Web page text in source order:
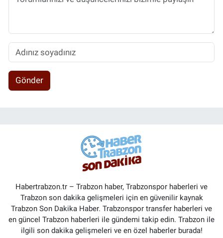
Gönder
Habertrabzon.tr – Trabzon haber, Trabzonspor haberleri ve
Trabzon son dakika gelişmeleri için en güvenilir kaynak
Trabzon Son Dakika Haber. Trabzonspor transfer haberleri ve
en güncel Trabzon haberleri ile gündemi takip edin. Trabzon ile
ilgili son dakika gelişmeleri ve en özel haberler burada!